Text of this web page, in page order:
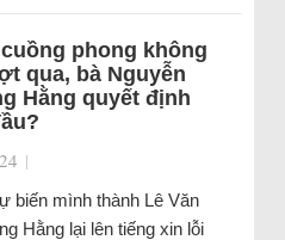
phong không
qua, bà Nguyễn
Hằng quyết định
|
biến mình thành Lê Văn
Hằng lại lên tiếng xin lỗi